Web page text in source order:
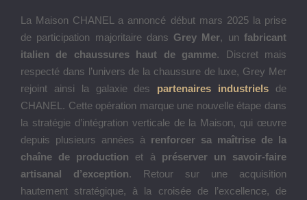
La Maison CHANEL a annoncé début mars 2025 la prise
de participation majoritaire dans Grey Mer, unfabricant
italien de chaussures haut de gamme. Discret mais
respecté dans l’univers de la chaussure de luxe, Grey Mer
rejoint ainsi la galaxie des partenaires industriels de
CHANEL. Cette opération marque une nouvelle étape dans
la stratégie d’intégration verticale de la Maison, qui œuvre
depuis plusieurs années à renforcer sa maîtrise de la
chaîne de production et à préserver un savoir-faire
artisanal d’exception. Retour sur une acquisition
hautement stratégique, à la croisée de l’excellence, de